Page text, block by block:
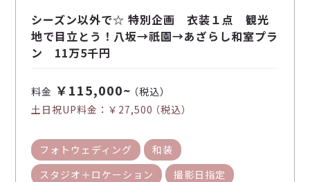
シーズン以外で☆ 特別企画 衣装１点 観光
地で目立とう！八坂→祇園→あざらし和室プラ
ン 11万5千円
料金 ￥115,000~（税込）
土日祝UP料金： ￥27,500（税込）
フォトウェディング
和装
スタジオ＋ロケーション
撮影日指定